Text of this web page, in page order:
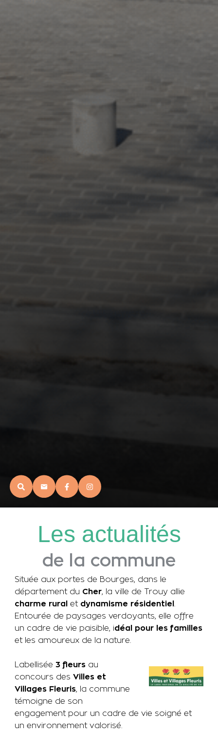
Les actualités
de la commune
Située aux portes de Bourges, dans le
département du Cher, la ville de Trouy allie
charme rural
et dynamisme résidentiel .
Entourée de paysages verdoyants, elle offre
un cadre de vie paisible, idéal pour les familles
et les amoureux de la nature.
Labellisée 3 fleurs au
concours des Villes et
Villages Fleuris, la commune
témoigne de son
engagement pour un cadre de vie soigné et
un environnement valorisé.